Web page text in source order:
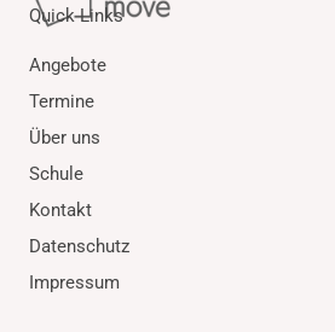
Quick Links
Angebote
Termine
Über uns
Schule
Kontakt
Datenschutz
Impressum